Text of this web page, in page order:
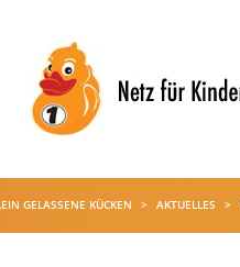
GELASSENE KÜCKEN > AKTUELLES >